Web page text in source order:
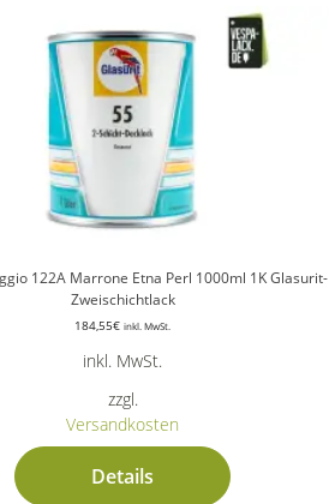
122A Marrone Etna Perl 1000ml 1K Glasurit-
Zweischichtlack
184,55€ inkl. MwSt.
inkl. MwSt.
zzgl.
Versandkosten
Details